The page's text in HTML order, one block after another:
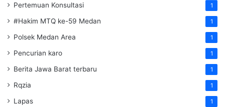
Pertemuan Konsultasi 1
#Hakim MTQ ke-59 Medan 1
Polsek Medan Area 1
Pencurian karo 1
Berita Jawa Barat terbaru 1
Rqzia 1
Lapas 1